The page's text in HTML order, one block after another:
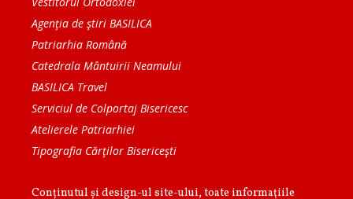
Agenţia de ştiri BASILICA
Patriarhia Română
Catedrala Mântuirii Neamului
BASILICA Travel
Serviciul de Colportaj Bisericesc
Atelierele Patriarhiei
Tipografia Cărţilor Bisericeşti
Conținutul și design-ul site-ului, toate informaţiile